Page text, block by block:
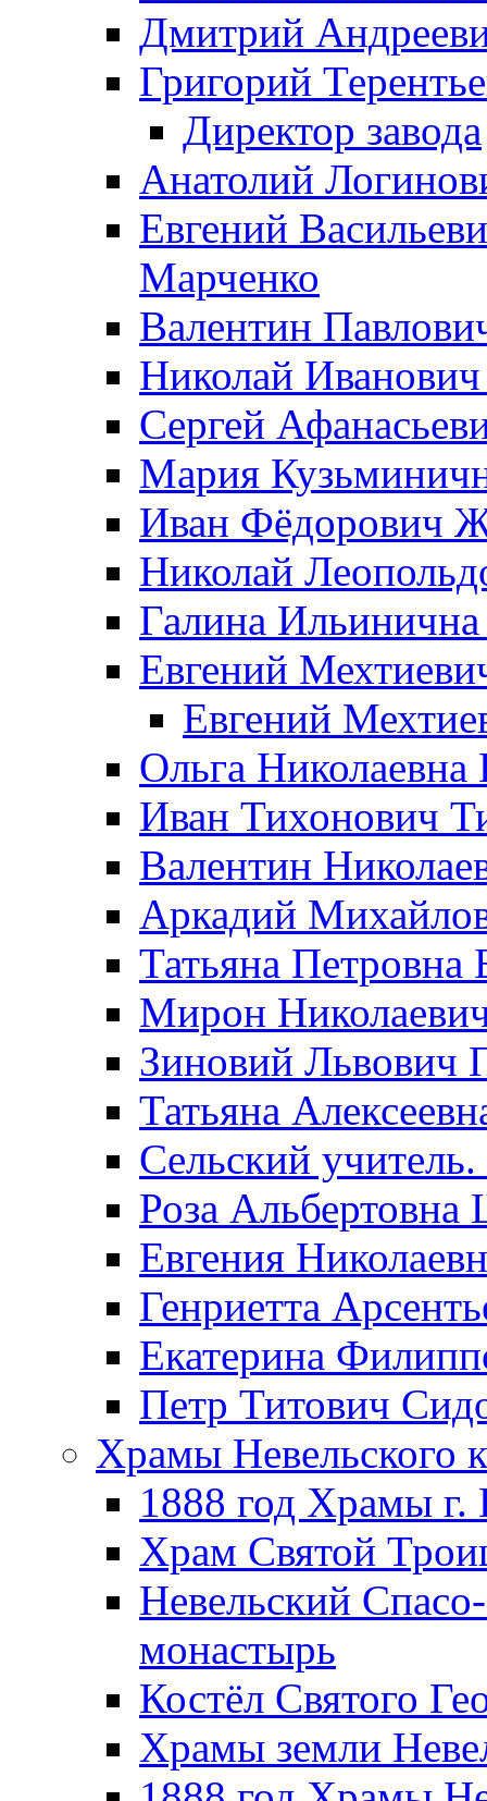
Дмитрий
Григорий
Директор завода
Анатолий
Евгений
Марченко
Валентин
Николай Иванович
Сергей
Мария
Иван Фёдорович
Николай
Галина
Евгений
Евгений
Ольга Николаевна
Иван Тихонович
Валентин
Аркадий
Татьяна Петровна
Мирон
Зиновий Львович
Татьяна
Сельский
Роза
Евгения
Генриетта
Екатерина
Петр Титович
Храмы Невельского
1888 год Храмы г.
Храм Святой
Невельский
монастырь
Костёл Святого
Храмы земли